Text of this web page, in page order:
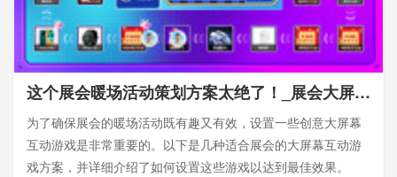
这个展会暖场活动策划方案太绝了！_展会大屏幕游戏_展会策划
为了确保展会的暖场活动既有趣又有效，设置一些创意大屏幕
互动游戏是非常重要的。以下是几种适合展会的大屏幕互动游
戏方案，并详细介绍了如何设置这些游戏以达到最佳效果。